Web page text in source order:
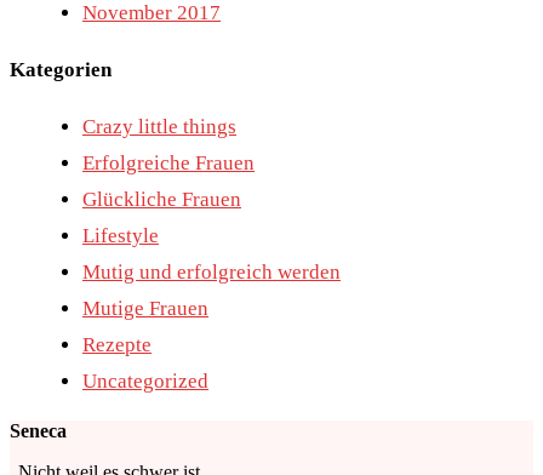
November 2017
Kategorien
Crazy little things
Erfolgreiche Frauen
Glückliche Frauen
Lifestyle
Mutig und erfolgreich werden
Mutige Frauen
Rezepte
Uncategorized
Seneca